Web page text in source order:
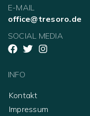
E-MAIL
office@tresoro.de
SOCIAL MEDIA
INFO
Kontakt
Impressum